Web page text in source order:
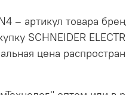
– артикул товара
SCHNEIDER
цена